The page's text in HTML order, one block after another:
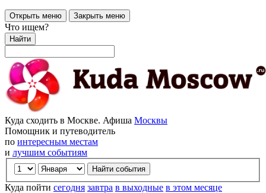
Открыть меню Закрыть меню
Что ищем?
Найти
Куда сходить в Москве. Афиша Москвы
Помощник и путеводитель
по интересным местам
и лучшим событиям
Куда пойти сегодня завтра в выходные в этом месяце